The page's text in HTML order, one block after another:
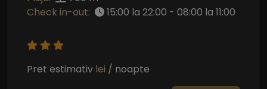
Check in-out:
15:00 la 22:00 - 08:00 la 11:00
Pret estimativ lei / noapte